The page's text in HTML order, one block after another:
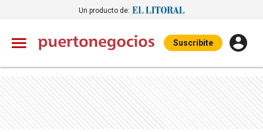
Un producto de:
Suscribite